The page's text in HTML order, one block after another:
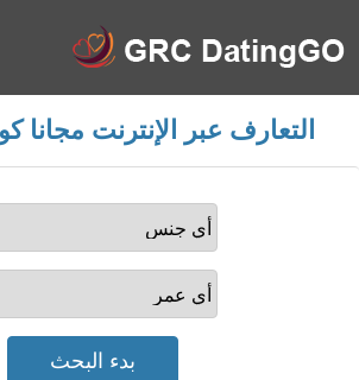
التعارف عبر الإنترنت مجانا